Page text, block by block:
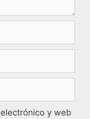
y web